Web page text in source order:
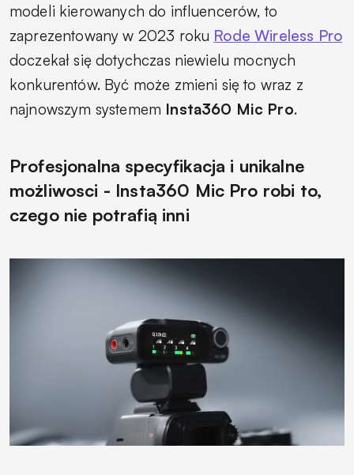
modeli kierowanych do influencerów, to
zaprezentowany w 2023 roku Rode Wireless Pro
doczekał się dotychczas niewielu mocnych
konkurentów. Być może zmieni się to wraz z
najnowszym systemem Insta360 Mic Pro.
Profesjonalna specyfikacja i unikalne
możliwosci - Insta360 Mic Pro robi to,
czego nie potrafią inni